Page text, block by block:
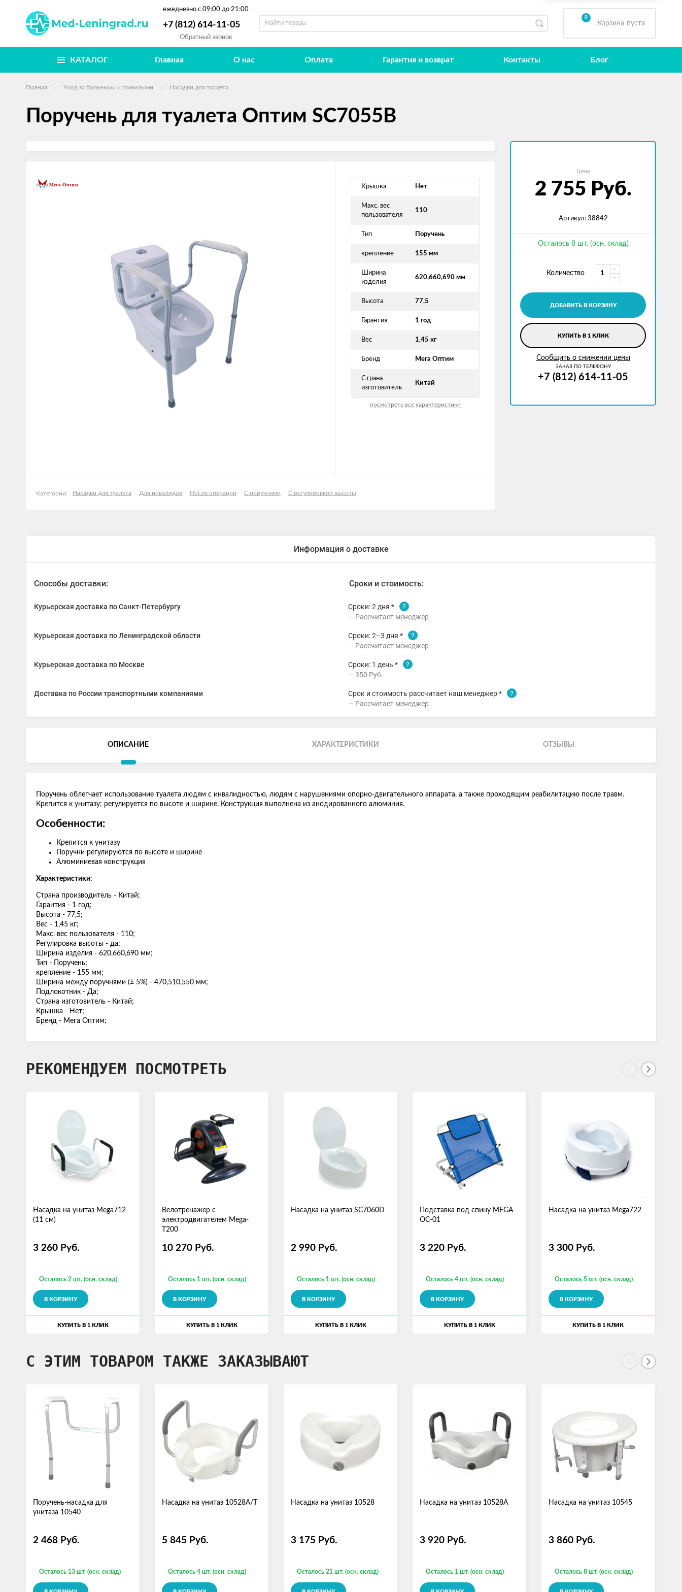
ежедневно с 09:00 до 21:00
+7 (812) 614-11-05
Обратный звонок
0
Корзина пуста
КАТАЛОГ Главная О нас Оплата Гарантия и возврат Контакты Блог
Главная Уход за больными и пожилыми Насадки для туалета
Поручень для туалета Оптим SC7055B
Крышка Нет
Макс. вес
пользователя
110
Тип Поручень
крепление 155 мм
Ширина
изделия
620,660,690 мм
Высота 77,5
Гарантия 1 год
Вес 1,45 кг
Бренд Мега Оптим
Страна
изготовитель
Китай
посмотреть все характеристики
Категории: Насадки для туалета Для инвалидов После операции С поручнями С регулировкой высоты
Цена
2 755 Руб.
Артикул: 38842
Осталось 8 шт. (осн. склад)
Количество
ДОБАВИТЬ В КОРЗИНУ
КУПИТЬ В 1 КЛИК
Сообщить о снижении цены
ЗАКАЗ ПО ТЕЛЕФОНУ
+7 (812) 614-11-05
Информация о доставке
Способы доставки: Сроки и стоимость:
Курьерская доставка по Санкт-Петербургу Сроки: 2 дня *
?
Рассчитает менеджер
Курьерская доставка по Ленинградской области Сроки: 2–3 дня *
?
Рассчитает менеджер
Курьерская доставка по Москве Сроки: 1 день *
?
350 Руб.
Доставка по России транспортными компаниями Срок и стоимость рассчитает наш менеджер *
?
Рассчитает менеджер
ОПИСАНИЕ ХАРАКТЕРИСТИКИ ОТЗЫВЫ
Поручень облегчает использование туалета людям с инвалидностью, людям с нарушениями опорно-двигательного аппарата, а также проходящим реабилитацию после травм.
Крепится к унитазу; регулируется по высоте и ширине. Конструкция выполнена из анодированного алюминия.
Особенности:
Крепится к унитазу
Поручни регулируются по высоте и ширине
Алюминиевая конструкция
Характеристики:
Страна производитель - Китай;
Гарантия - 1 год;
Высота - 77,5;
Вес - 1,45 кг;
Макс. вес пользователя - 110;
Регулировка высоты - да;
Ширина изделия - 620,660,690 мм;
Тип - Поручень;
крепление - 155 мм;
Ширина между поручнями (± 5%) - 470,510,550 мм;
Подлокотник - Да;
Страна изготовитель - Китай;
Крышка - Нет;
Бренд - Мега Оптим;
РЕКОМЕНДУЕМ ПОСМОТРЕТЬ
Насадка на унитаз Mega712
(11 см)
3 260 Руб.
Осталось 2 шт. (осн. склад)
В КОРЗИНУ
КУПИТЬ В 1 КЛИК
Велотренажер с
электродвигателем Mega-
T200
10 270 Руб.
Осталось 1 шт. (осн. склад)
В КОРЗИНУ
КУПИТЬ В 1 КЛИК
Насадка на унитаз SC7060D
2 990 Руб.
Осталось 1 шт. (осн. склад)
В КОРЗИНУ
КУПИТЬ В 1 КЛИК
Подставка под спину MEGA-
ОС-01
3 220 Руб.
Осталось 4 шт. (осн. склад)
В КОРЗИНУ
КУПИТЬ В 1 КЛИК
Насадка на унитаз Mega722
3 300 Руб.
Осталось 5 шт. (осн. склад)
В КОРЗИНУ
КУПИТЬ В 1 КЛИК
С ЭТИМ ТОВАРОМ ТАКЖЕ ЗАКАЗЫВАЮТ
Поручень-насадка для
унитаза 10540
2 468 Руб.
Осталось 13 шт. (осн. склад)
Насадка на унитаз 10528А/T
5 845 Руб.
Осталось 4 шт. (осн. склад)
Насадка на унитаз 10528
3 175 Руб.
Осталось 21 шт. (осн. склад)
Насадка на унитаз 10528А
3 920 Руб.
Осталось 1 шт. (осн. склад)
Насадка на унитаз 10545
3 860 Руб.
Осталось 8 шт. (осн. склад)